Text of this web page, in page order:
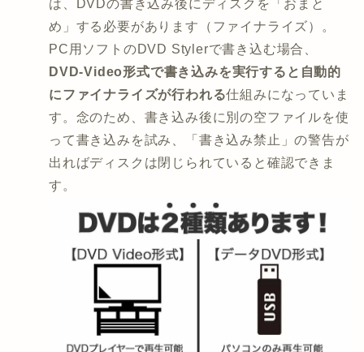
は、DVDの書き込み後にディスクを「おまと
め」する必要があります（ファイナライズ）。
PC用ソフトのDVD Stylerで書き込む場合、
DVD-Video形式で書き込みを実行すると自動的
にファイナライズが行われる仕組みになっていま
す。念のため、書き込み後に別の空ファイルを使
って書き込みを試み、「書き込み禁止」の警告が
出ればディスクは閉じられていると確認できま
す。